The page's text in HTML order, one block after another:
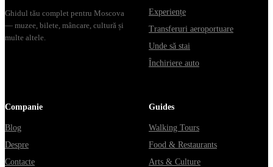
Ghidul tău complet pentru Moscova
— muzee, bilete, mâncare, cultură și
multe altele.
Experiențe
Transferuri aeroportuare
Unde să stai
Închiriere auto
Companie
Blog
Despre
Contacte
Guides
Walking Tours
Food & Restaurants
Arts & Culture